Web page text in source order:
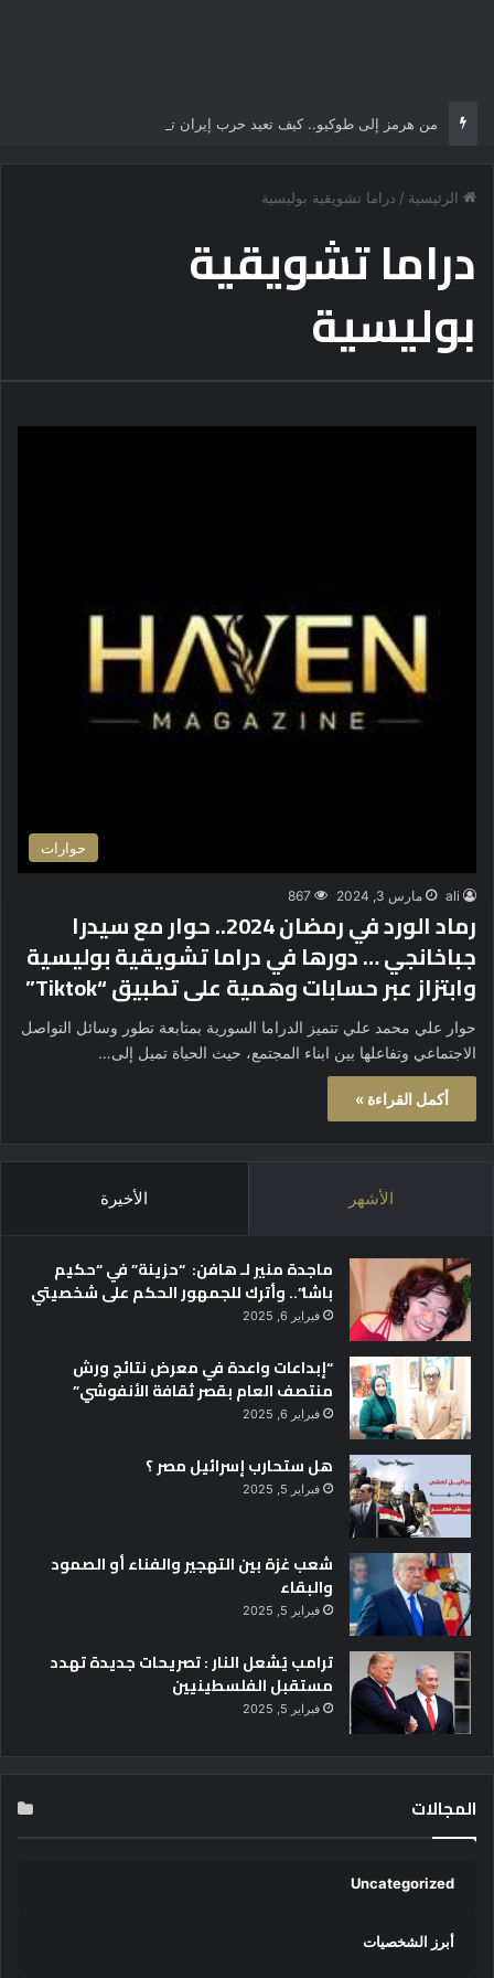
الرئيسية / دراما تشويقية بوليسية
دراما تشويقية
بوليسية
حوارات
ali مارس 3, 2024 867
رماد الورد في رمضان 2024.. حوار مع سيدرا
جباخانجي … دورها في دراما تشويقية بوليسية
وابتزاز عبر حسابات وهمية على تطبيق “Tiktok”
حوار علي محمد علي تتميز الدراما السورية بمتابعة تطور وسائل التواصل
الاجتماعي وتفاعلها بين ابناء المجتمع، حيث الحياة تميل إلى…
أكمل القراءة »
الأشهر الأخيرة
ماجدة منير لـ هافن: “حزينة” في “حكيم
باشا”.. وأترك للجمهور الحكم على شخصيتي
فبراير 6, 2025
“إبداعات واعدة في معرض نتائج ورش
منتصف العام بقصر ثقافة الأنفوشي”
فبراير 6, 2025
هل ستحارب إسرائيل مصر ؟
فبراير 5, 2025
شعب غزة بين التهجير والفناء أو الصمود
والبقاء
فبراير 5, 2025
ترامب يُشعل النار : تصريحات جديدة تهدد
مستقبل الفلسطينيين
فبراير 5, 2025
المجالات
Uncategorized
أبرز الشخصيات